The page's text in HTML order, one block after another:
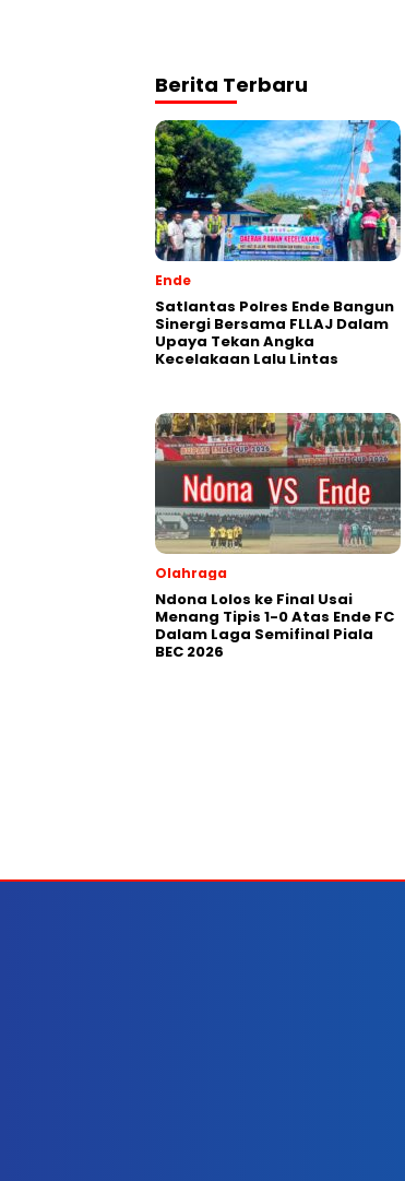
Berita Terbaru
Ende
Satlantas Polres Ende Bangun
Sinergi Bersama FLLAJ Dalam
Upaya Tekan Angka
Kecelakaan Lalu Lintas
Olahraga
Ndona Lolos ke Final Usai
Menang Tipis 1-0 Atas Ende FC
Dalam Laga Semifinal Piala
BEC 2026